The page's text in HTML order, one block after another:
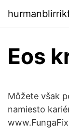
Eos
Môžete však
namiesto